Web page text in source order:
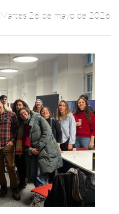
Martes 26 de mayo de 2026